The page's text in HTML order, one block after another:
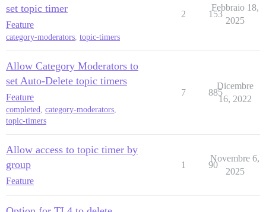
set topic timer
Feature
category-moderators topic-timers
2 153
Febbraio 18,
2025
Allow Category Moderators to
set Auto-Delete topic timers
Feature
completed category-moderators
topic-timers
7 885
Dicembre
16, 2022
Allow access to topic timer by
group
Feature
1 90
Novembre 6,
2025